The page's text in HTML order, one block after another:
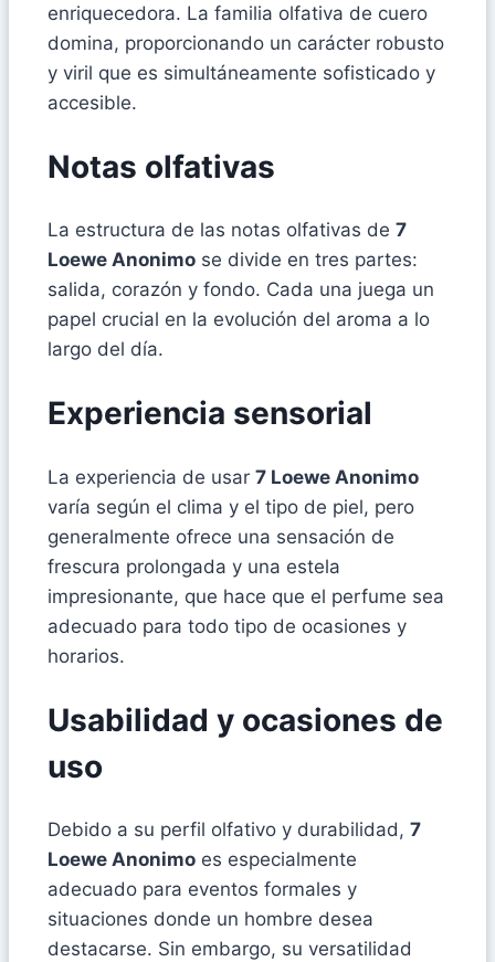
enriquecedora. La familia olfativa de cuero
domina, proporcionando un carácter robusto
y viril que es simultáneamente sofisticado y
accesible.
Notas olfativas
La estructura de las notas olfativas de 7
Loewe Anonimo se divide en tres partes:
salida, corazón y fondo. Cada una juega un
papel crucial en la evolución del aroma a lo
largo del día.
Experiencia sensorial
La experiencia de usar 7 Loewe Anonimo
varía según el clima y el tipo de piel, pero
generalmente ofrece una sensación de
frescura prolongada y una estela
impresionante, que hace que el perfume sea
adecuado para todo tipo de ocasiones y
horarios.
Usabilidad y ocasiones de
uso
Debido a su perfil olfativo y durabilidad, 7
Loewe Anonimo es especialmente
adecuado para eventos formales y
situaciones donde un hombre desea
destacarse. Sin embargo, su versatilidad